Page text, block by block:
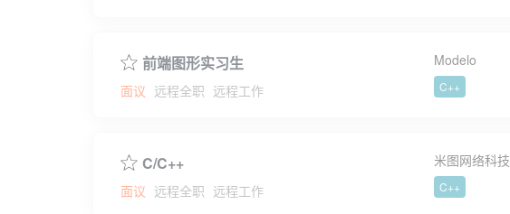
前端图形实习生
面议 远程全职 远程工作
Modelo
C++
C/C++
面议 远程全职 远程工作
米图网络科技
C++